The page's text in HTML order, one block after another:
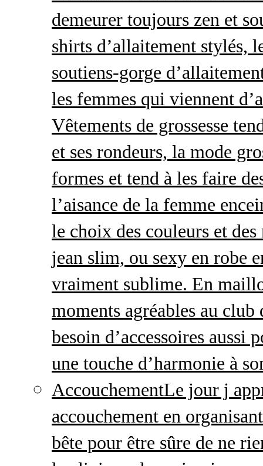
demeurer toujours zen et
shirts d’allaitement stylés,
soutiens-gorge
les femmes qui viennent
Vêtements de grossesse
et ses rondeurs, la mode
formes et tend à les faire
l’aisance de la femme
le choix des couleurs et
jean slim, ou sexy en robe
vraiment sublime. En
moments agréables au
besoin d’accessoires aussi
une touche d’harmonie à
AccouchementLe jour j
accouchement en
bête pour être sûre de ne